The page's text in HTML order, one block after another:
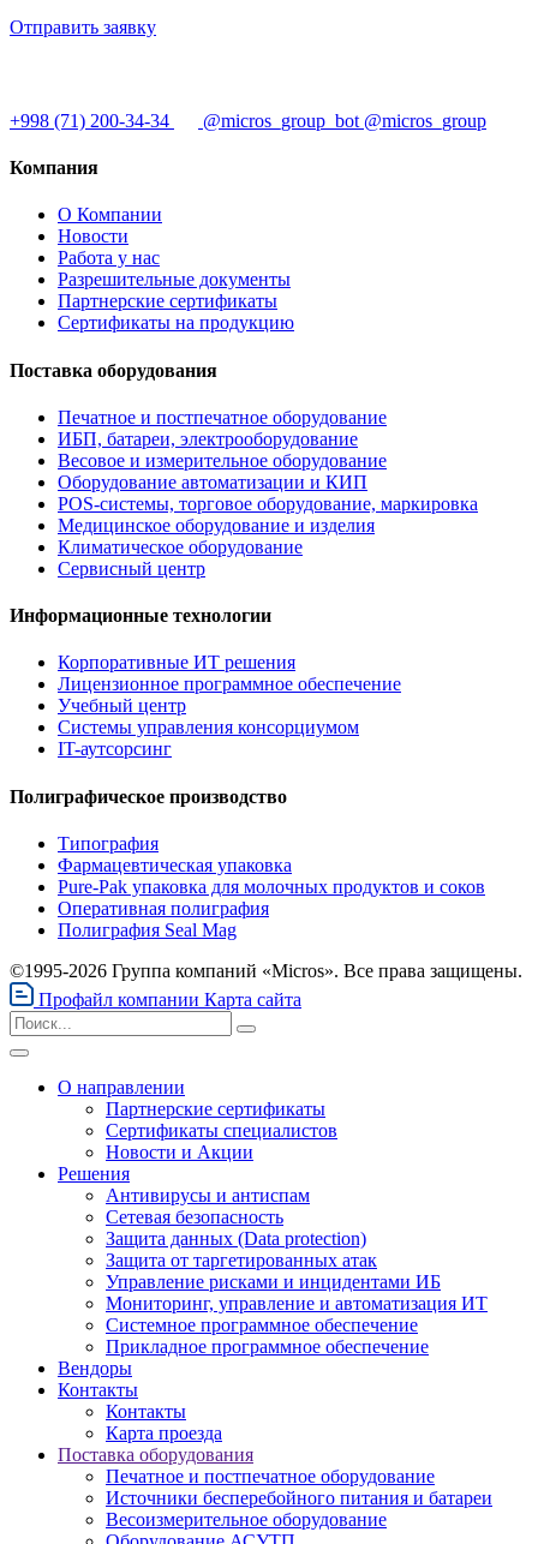
Отправить заявку
+998 (71) 200-34-34 @micros_group_bot @micros_group
Компания
О Компании
Новости
Работа у нас
Разрешительные документы
Партнерские сертификаты
Сертификаты на продукцию
Поставка оборудования
Печатное и постпечатное оборудование
ИБП, батареи, электрооборудование
Весовое и измерительное оборудование
Оборудование автоматизации и КИП
POS-системы, торговое оборудование, маркировка
Медицинское оборудование и изделия
Климатическое оборудование
Сервисный центр
Информационные технологии
Корпоративные ИТ решения
Лицензионное программное обеспечение
Учебный центр
Системы управления консорциумом
IT-аутсорсинг
Полиграфическое производство
Типография
Фармацевтическая упаковка
Pure-Pak упаковка для молочных продуктов и соков
Оперативная полиграфия
Полиграфия Seal Mag
©1995-2026 Группа компаний «Micros». Все права защищены.
Профайл компании Карта сайта
О направлении
Партнерские сертификаты
Сертификаты специалистов
Новости и Акции
Решения
Антивирусы и антиспам
Сетевая безопасность
Защита данных (Data protection)
Защита от таргетированных атак
Управление рисками и инцидентами ИБ
Мониторинг, управление и автоматизация ИТ
Системное программное обеспечение
Прикладное программное обеспечение
Вендоры
Контакты
Контакты
Карта проезда
Поставка оборудования
Печатное и постпечатное оборудование
Источники бесперебойного питания и батареи
Весоизмерительное оборудование